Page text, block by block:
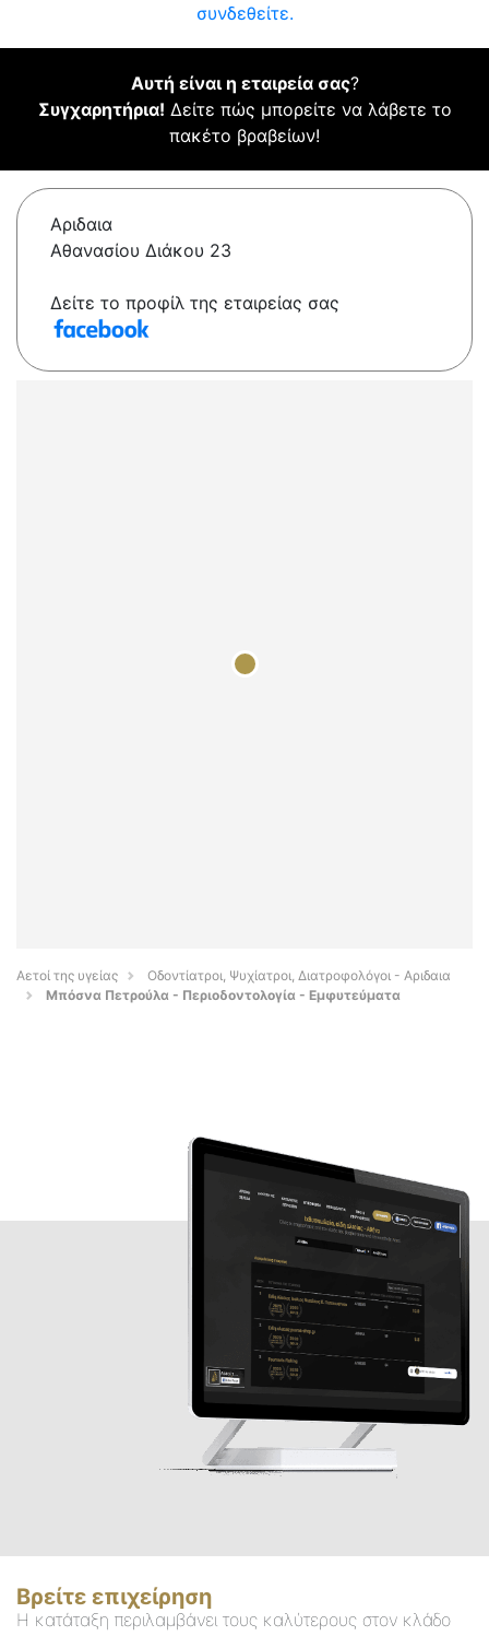
συνδεθείτε.
Αυτή είναι η εταιρεία σας?
Συγχαρητήρια! Δείτε πώς μπορείτε να λάβετε το
πακέτο βραβείων!
Αριδαια
Αθανασίου Διάκου 23
Δείτε το προφίλ της εταιρείας σας
Αετοί της υγείας
Οδοντίατροι, Ψυχίατροι, Διατροφολόγοι - Αριδαια
Μπόσνα Πετρούλα - Περιοδοντολογία - Εμφυτεύματα
Βρείτε επιχείρηση
Η κατάταξη περιλαμβάνει τους καλύτερους στον κλάδο